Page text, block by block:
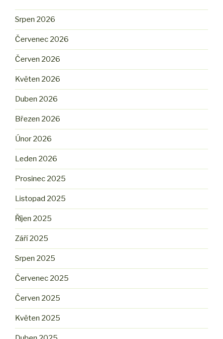
Srpen 2026
Červenec 2026
Červen 2026
Květen 2026
Duben 2026
Březen 2026
Únor 2026
Leden 2026
Prosinec 2025
Listopad 2025
Říjen 2025
Září 2025
Srpen 2025
Červenec 2025
Červen 2025
Květen 2025